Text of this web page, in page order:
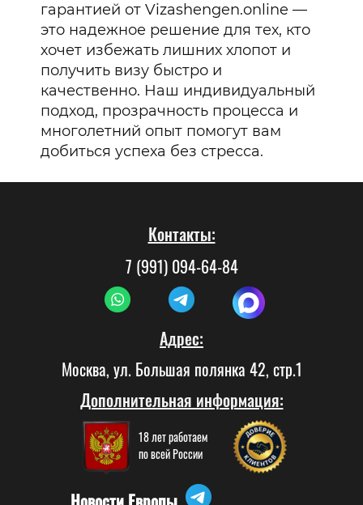
гарантией от Vizashengen.online —
это надежное решение для тех, кто
хочет избежать лишних хлопот и
получить визу быстро и
качественно. Наш индивидуальный
подход, прозрачность процесса и
многолетний опыт помогут вам
добиться успеха без стресса.
Контакты:
7 (991) 094-64-84
Адрес:
Москва, ул. Большая полянка 42, стр.1
Дополнительная информация:
18 лет работаем
по всей России